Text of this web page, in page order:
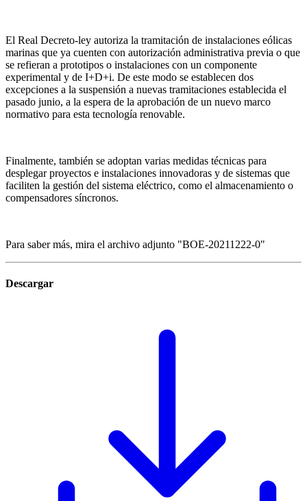
El Real Decreto-ley autoriza la tramitación de instalaciones eólicas
marinas que ya cuenten con autorización administrativa previa o que
se refieran a prototipos o instalaciones con un componente
experimental y de I+D+i. De este modo se establecen dos
excepciones a la suspensión a nuevas tramitaciones establecida el
pasado junio, a la espera de la aprobación de un nuevo marco
normativo para esta tecnología renovable.
Finalmente, también se adoptan varias medidas técnicas para
desplegar proyectos e instalaciones innovadoras y de sistemas que
faciliten la gestión del sistema eléctrico, como el almacenamiento o
compensadores síncronos.
Para saber más, mira el archivo adjunto "BOE-20211222-0"
Descargar